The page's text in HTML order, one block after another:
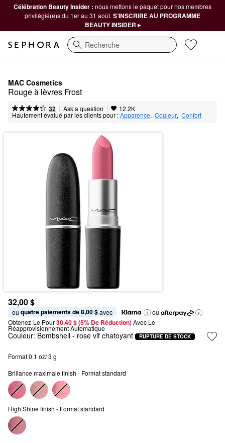
Célébration Beauty Insider : nous mettons le paquet pour nos membres
privilégié(e)s du 1er au 31 août. S’INSCRIRE AU PROGRAMME
BEAUTY INSIDER ▸
Recherche
MAC Cosmetics
Rouge à lèvres Frost
32 | Ask a question | 12.2K
Hautement évalué par les clients pour :Apparence, Couleur, Confort
32,00 $
ou quatre paiements de 8,00 $ avec
ou
Obtenez-Le Pour30,40 $ (5% De Réduction) Avec Le
Réapprovisionnement Automatique
Couleur: Bombshell - rose vif chatoyant RUPTURE DE STOCK
Format 0.1 oz/ 3 g
Brillance maximale finish - Format standard
High Shine finish - Format standard